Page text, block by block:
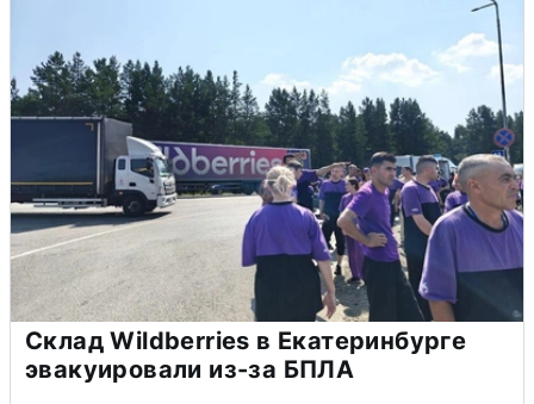
Склад Wildberries в Екатеринбурге
эвакуировали из-за БПЛА